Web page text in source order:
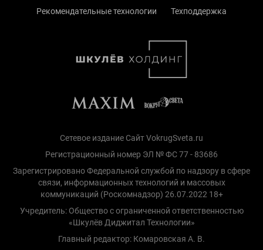
Рекомендательные технологии
Техподдержка
Сетевое издание Сайт VokrugSveta.ru
Регистрационный номер ЭЛ № ФС 77 - 83686
Зарегистрировано Федеральной службой по надзору в сфере
связи, информационных технологий и массовых
коммуникаций (Роскомнадзор) 26.07.2022 18+
Учредитель: Общество с ограниченной ответственностью
«Шкулёв Диджитал Технологии»
Главный редактор: Комаровская А. В.